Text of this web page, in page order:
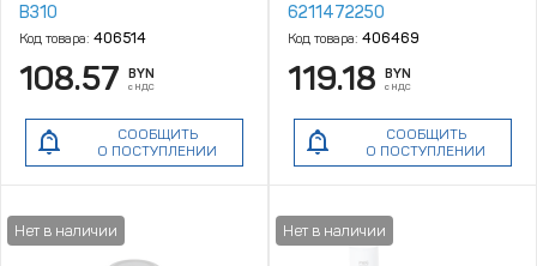
В310
Код товара: 406514
108.57 BYN
с НДС
СООБЩИТЬ
О ПОСТУПЛЕНИИ
6211472250
Код товара: 406469
119.18 BYN
с НДС
СООБЩИТЬ
О ПОСТУПЛЕНИИ